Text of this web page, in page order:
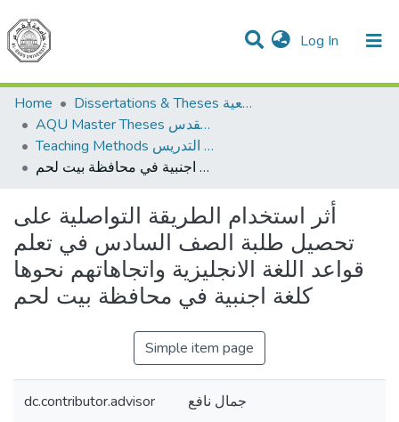
Log In (current)
Communities & Collections
All of DSpace
Home
Dissertations & Theses الرسائل الجامعية
AQU Master Theses الرسائل الجامعية الخاصة بجامعة القدس
Teaching Methods أساليب التدريس
أثر استخدام الطريقة التواصلية على تحصيل طلبة الصف السادس في تعلم قواعد اللغة الانجليزية واتجاهاتهم نحوها كلغة اجنبية في محافظة بيت لحم
أثر استخدام الطريقة التواصلية على
تحصيل طلبة الصف السادس في تعلم
قواعد اللغة الانجليزية واتجاهاتهم نحوها
كلغة اجنبية في محافظة بيت لحم
Simple item page
dc.contributor.advisor جمال نافع